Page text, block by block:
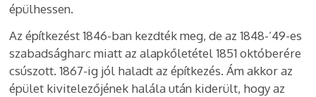
épülhessen.
Az építkezést 1846-ban kezdték meg, de az 1848-’49-es
szabadságharc miatt az alapkőletétel 1851 októberére
csúszott. 1867-ig jól haladt az építkezés. Ám akkor az
épület kivitelezőjének halála után kiderült, hogy az